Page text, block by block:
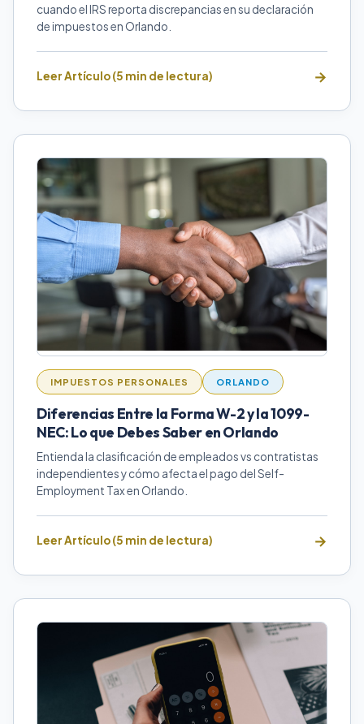
cuando el IRS reporta discrepancias en su declaración
de impuestos en Orlando.
Leer Artículo (5 min de lectura)
IMPUESTOS PERSONALES ORLANDO
Diferencias Entre la Forma W-2 y la 1099-
NEC: Lo que Debes Saber en Orlando
Entienda la clasificación de empleados vs contratistas
independientes y cómo afecta el pago del Self-
Employment Tax en Orlando.
Leer Artículo (5 min de lectura)